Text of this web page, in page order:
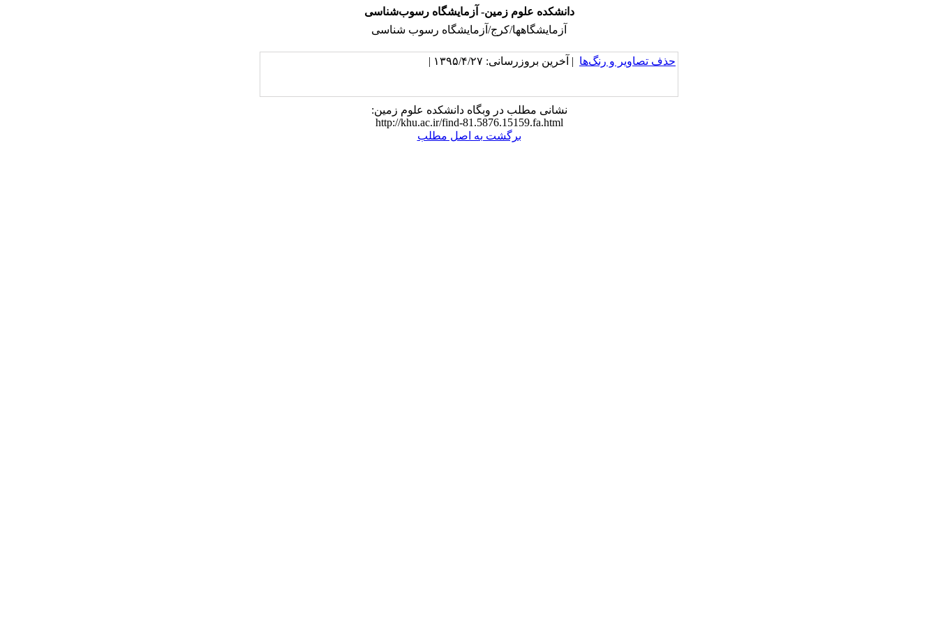
دانشکده علوم زمین- آزمایشگاه رسوب‌شناسی
آزمایشگاهها/کرج/آزمایشگاه رسوب شناسی
حذف تصاویر و رنگ‌ها | آخرین بروزرسانی: ۱۳۹۵/۴/۲۷ |
نشانی مطلب در وبگاه دانشکده علوم زمین:
http://khu.ac.ir/find-81.5876.15159.fa.html
برگشت به اصل مطلب